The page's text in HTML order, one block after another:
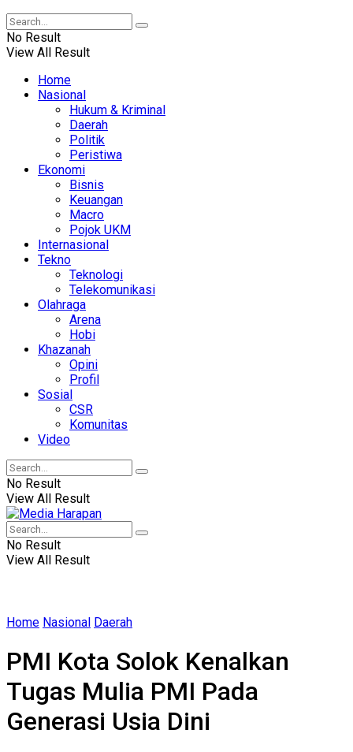
No Result
View All Result
Home
Nasional
Hukum & Kriminal
Daerah
Politik
Peristiwa
Ekonomi
Bisnis
Keuangan
Macro
Pojok UKM
Internasional
Tekno
Teknologi
Telekomunikasi
Olahraga
Arena
Hobi
Khazanah
Opini
Profil
Sosial
CSR
Komunitas
Video
No Result
View All Result
No Result
View All Result
Home Nasional Daerah
​PMI Kota Solok Kenalkan
Tugas Mulia PMI Pada
Generasi Usia Dini